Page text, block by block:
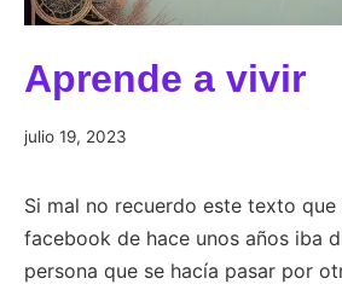
Aprende a vivir
julio 19, 2023
Si mal no recuerdo este texto
facebook de hace unos años iba
persona que se hacía pasar por